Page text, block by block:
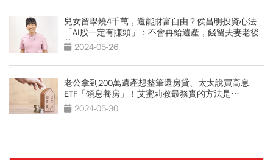
兒女留學燒4千萬，還能財富自由？侯昌明投資心法
「AI股一定有賺頭」：不會再給遺產，錢留夫妻老後
花 2024-05-26
老公拿到200萬遺產想整筆還房貸、太太說買高息
ETF「領息養房」！艾蜜莉教最務實的方法是…
2024-05-30